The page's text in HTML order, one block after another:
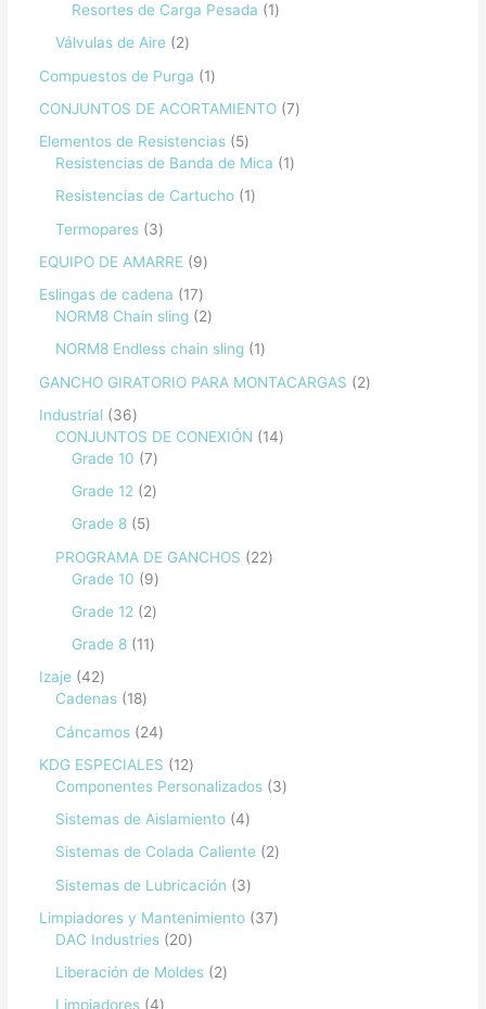
Resortes de Carga Pesada
1
Válvulas de Aire
2
Compuestos de Purga
1
CONJUNTOS DE ACORTAMIENTO 7
Elementos de Resistencias
5
Resistencias de Banda de Mica
1
Resistencias de Cartucho
1
Termopares
3
EQUIPO DE AMARRE
9
Eslingas de cadena
17
NORM8 Chain sling
2
NORM8 Endless chain sling
1
GANCHO GIRATORIO PARA MONTACARGAS
2
Industrial
36
CONJUNTOS DE CONEXIÓN
14
Grade 10
7
Grade 12
2
Grade 8
5
PROGRAMA DE GANCHOS
22
Grade 10
9
Grade 12
2
Grade 8
11
Izaje
42
Cadenas
18
Cáncamos
24
KDG ESPECIALES
12
Componentes Personalizados
3
Sistemas de Aislamiento 4
Sistemas de Colada Caliente
2
Sistemas de Lubricación
3
Limpiadores y Mantenimiento
37
DAC Industries
20
Liberación de Moldes
2
Limpiadores 4